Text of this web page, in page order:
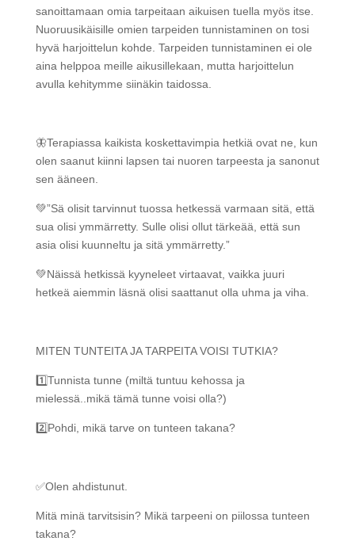
sanoittamaan omia tarpeitaan aikuisen tuella myös itse.
Nuoruusikäisille omien tarpeiden tunnistaminen on tosi
hyvä harjoittelun kohde. Tarpeiden tunnistaminen ei ole
aina helppoa meille aikusillekaan, mutta harjoittelun
avulla kehitymme siinäkin taidossa.
🦋Terapiassa kaikista koskettavimpia hetkiä ovat ne, kun
olen saanut kiinni lapsen tai nuoren tarpeesta ja sanonut
sen ääneen.
💚”Sä olisit tarvinnut tuossa hetkessä varmaan sitä, että
sua olisi ymmärretty. Sulle olisi ollut tärkeää, että sun
asia olisi kuunneltu ja sitä ymmärretty.”
💚Näissä hetkissä kyyneleet virtaavat, vaikka juuri
hetkeä aiemmin läsnä olisi saattanut olla uhma ja viha.
MITEN TUNTEITA JA TARPEITA VOISI TUTKIA?
1️⃣Tunnista tunne (miltä tuntuu kehossa ja
mielessä..mikä tämä tunne voisi olla?)
2️⃣Pohdi, mikä tarve on tunteen takana?
✅Olen ahdistunut.
Mitä minä tarvitsisin? Mikä tarpeeni on piilossa tunteen
takana?